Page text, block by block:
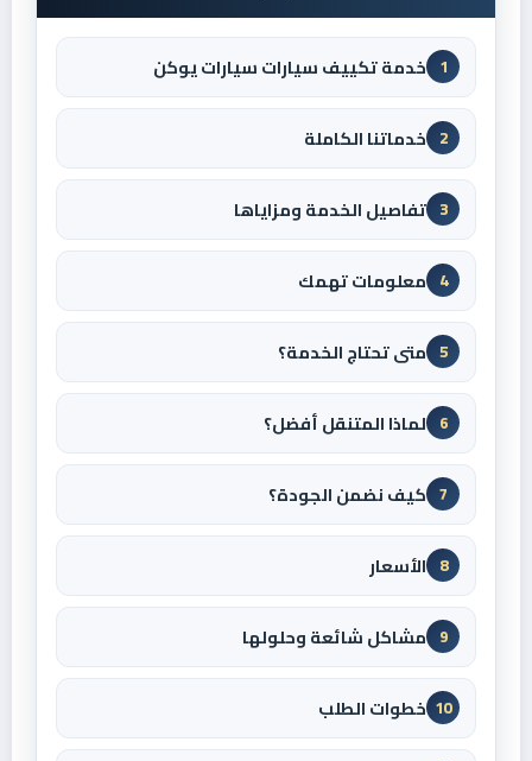
1 خدمة تكييف سيارات سيارات يوكن
2 خدماتنا الكاملة
3 تفاصيل الخدمة ومزاياها
4 معلومات تهمك
5 متى تحتاج الخدمة؟
6 لماذا المتنقل أفضل؟
7 كيف نضمن الجودة؟
8 الأسعار
9 مشاكل شائعة وحلولها
10 خطوات الطلب